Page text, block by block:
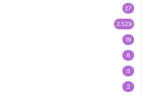
27
2.529
19
6
5
2